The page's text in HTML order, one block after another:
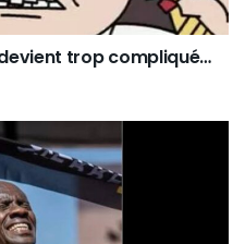
trop compliqué…